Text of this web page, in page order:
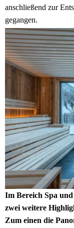
anschließend zur
gegangen.
Im Bereich Spa
zwei weitere
Zum einen die